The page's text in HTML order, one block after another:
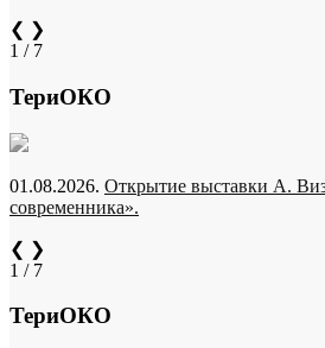
❮ ❯
1 / 7
ТериОКО
01.08.2026. Открытие выставки А.
современника».
❮ ❯
1 / 7
ТериОКО